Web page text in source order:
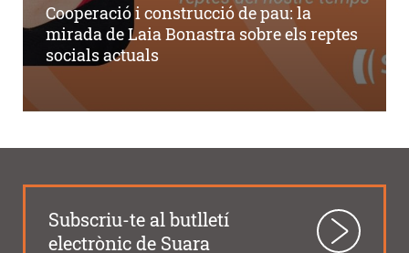
Cooperació i construcció de pau: la
mirada de Laia Bonastra sobre els reptes
socials actuals
Subscriu-te al butlletí
electrònic de Suara